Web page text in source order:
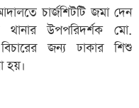
চার্জশিটটি জমা দেন
থানার উপপরিদর্শক মো.
বিচারের জন্য ঢাকার শিশু
হয়।